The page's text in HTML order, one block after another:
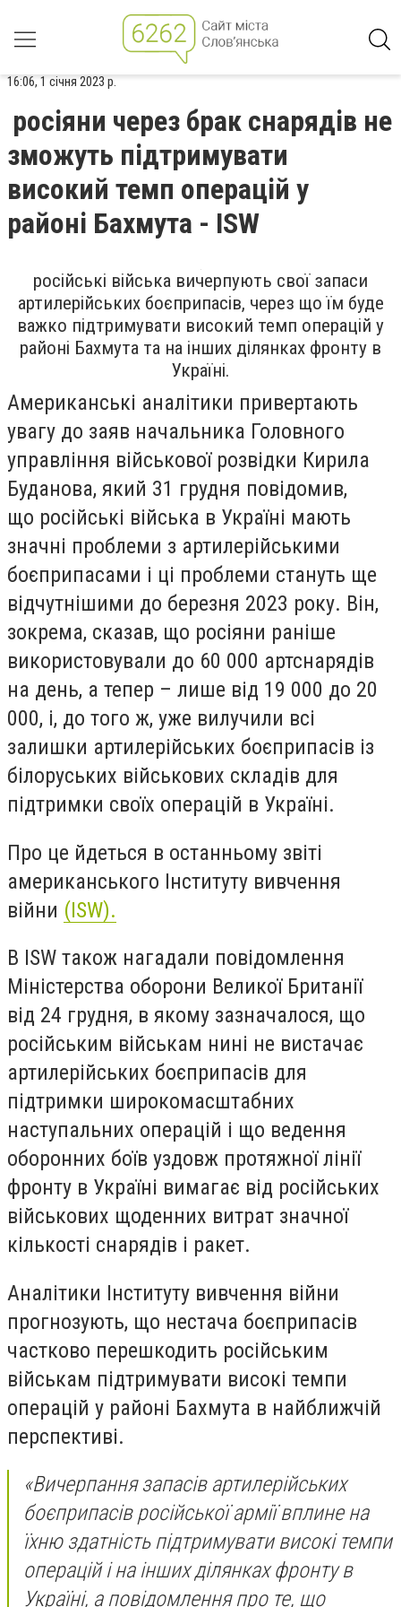
16:06, 1 січня 2023 р.
росіяни через брак снарядів не
зможуть підтримувати
високий темп операцій у
районі Бахмута - ISW
російські війська вичерпують свої запаси
артилерійських боєприпасів, через що їм буде
важко підтримувати високий темп операцій у
районі Бахмута та на інших ділянках фронту в
Україні.
Американські аналітики привертають
увагу до заяв начальника Головного
управління військової розвідки Кирила
Буданова, який 31 грудня повідомив,
що російські війська в Україні мають
значні проблеми з артилерійськими
боєприпасами і ці проблеми стануть ще
відчутнішими до березня 2023 року. Він,
зокрема, сказав, що росіяни раніше
використовували до 60 000 артснарядів
на день, а тепер – лише від 19 000 до 20
000, і, до того ж, уже вилучили всі
залишки артилерійських боєприпасів із
білоруських військових складів для
підтримки своїх операцій в Україні.
Про це йдеться в останньому звіті
американського Інституту вивчення
війни (ISW).
В ISW також нагадали повідомлення
Міністерства оборони Великої Британії
від 24 грудня, в якому зазначалося, що
російським військам нині не вистачає
артилерійських боєприпасів для
підтримки широкомасштабних
наступальних операцій і що ведення
оборонних боїв уздовж протяжної лінії
фронту в Україні вимагає від російських
військових щоденних витрат значної
кількості снарядів і ракет.
Аналітики Інституту вивчення війни
прогнозують, що нестача боєприпасів
частково перешкодить російським
військам підтримувати високі темпи
операцій у районі Бахмута в найближчій
перспективі.
«Вичерпання запасів артилерійських
боєприпасів російської армії вплине на
їхню здатність підтримувати високі темпи
операцій і на інших ділянках фронту в
Україні, а повідомлення про те, що